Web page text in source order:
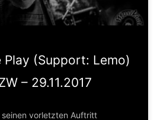
Play (Support: Lemo)
– 29.11.2017
vorletzten Auftritt